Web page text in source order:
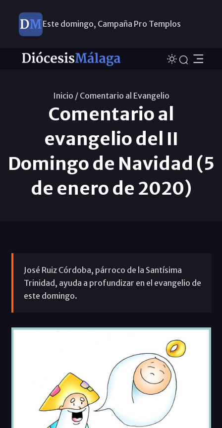
Este domingo, Campaña Pro Templos
Inicio / Comentario al Evangelio
Comentario al
evangelio del II
Domingo de Navidad (5
de enero de 2020)
José Ruiz Córdoba, párroco de la Santísima
Trinidad, ayuda a profundizar en el evangelio de
este domingo.